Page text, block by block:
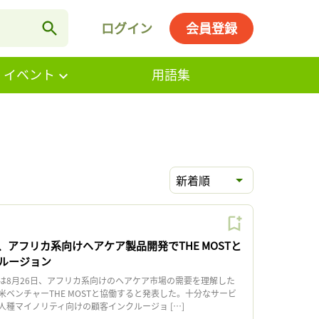
ログイン 会員登録
ベント 用語集
新着順
アフリカ系向けヘアケア製品開発でTHE MOSTと
ージョン
月26日、アフリカ系向けのヘアケア市場の需要を理解した
ベンチャーTHE MOSTと協働すると発表した。十分なサービ
種マイノリティ向けの顧客インクルージョ […]